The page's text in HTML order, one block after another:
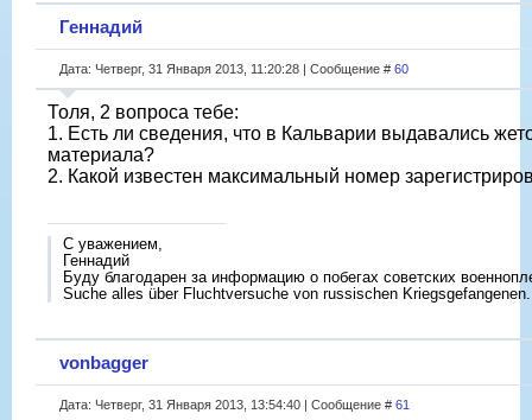
Геннадий
Дата: Четверг, 31 Января 2013, 11:20:28 | Сообщение # 60
Толя, 2 вопроса тебе:
1. Есть ли сведения, что в Кальварии выдавались
материала?
2. Какой известен максимальный номер
С уважением,
Геннадий
Буду благодарен за информацию о побегах советских
Suche alles über Fluchtversuche von russischen Kriegsgefangenen.
vonbagger
Дата: Четверг, 31 Января 2013, 13:54:40 | Сообщение # 61